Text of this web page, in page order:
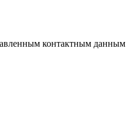
контактным данным